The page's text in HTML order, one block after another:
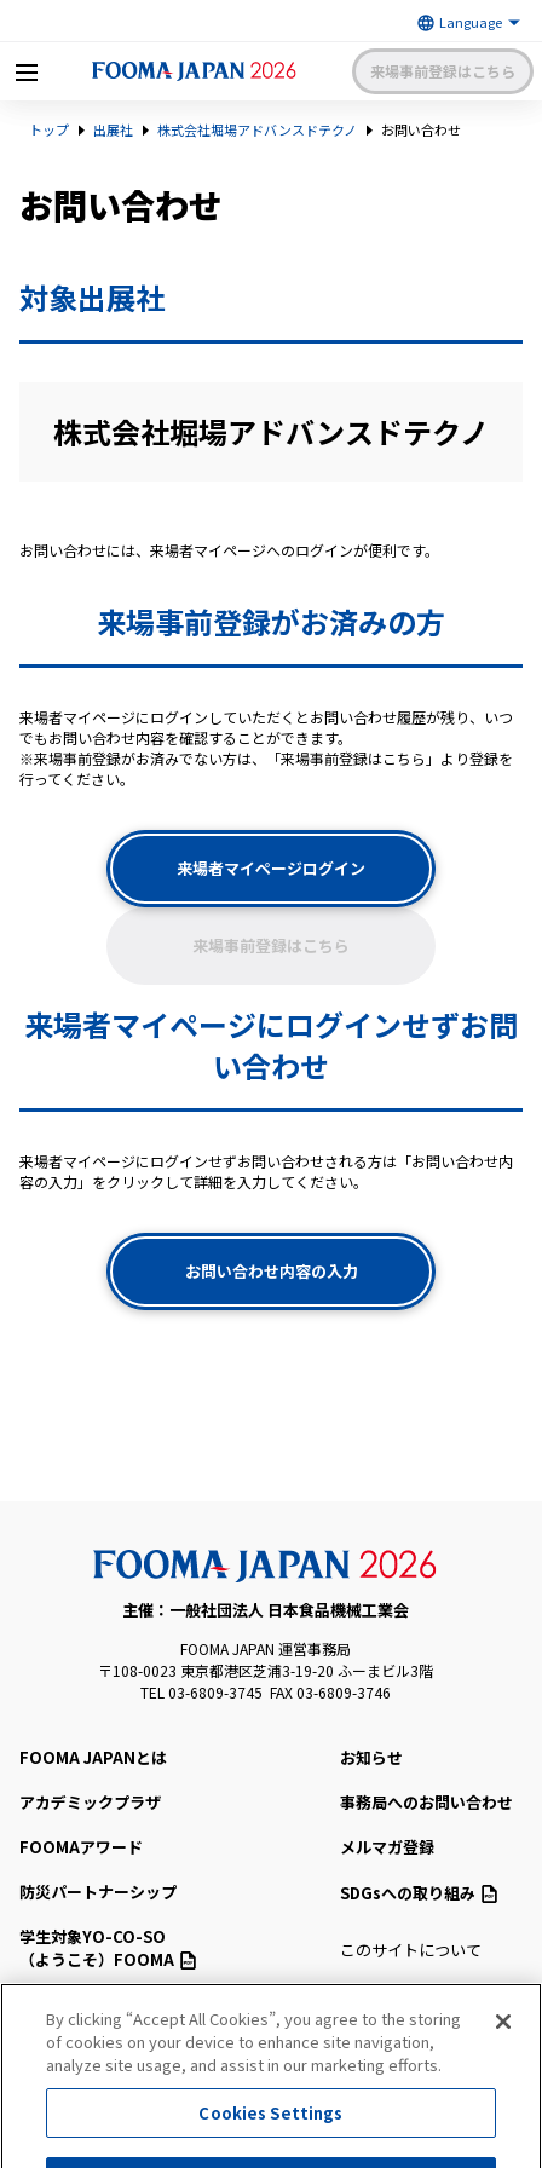
来場事前登録はこちら
級の食品製造総合展〜 | 一般社
日本食品機械工業会
日本語
トップ 出展社 株式会社堀場アドバンスドテクノ お問い合わせ
お問い合わせ
対象出展社
株式会社堀場アドバンスドテクノ
お問い合わせには、来場者マイページへのログインが便利です。
来場事前登録がお済みの方
来場者マイページにログインしていただくとお問い合わせ履歴が残り、いつ
でもお問い合わせ内容を確認することができます。
※来場事前登録がお済みでない方は、「来場事前登録はこちら」より登録を
行ってください。
来場者マイページログイン
来場事前登録はこちら
来場者マイページにログインせずお問
い合わせ
来場者マイページにログインせずお問い合わせされる方は「お問い合わせ内
容の入力」をクリックして詳細を入力してください。
お問い合わせ内容の入力
主催：一般社団法人 日本食品機械工業会
FOOMA JAPAN 運営事務局
〒108-0023 東京都港区芝浦3-19-20 ふーまビル3階
TEL 03-6809-3745 FAX 03-6809-3746
FOOMA JAPANとは
アカデミックプラザ
FOOMAアワード
防災パートナーシップ
学生対象YO-CO-SO
（ようこそ）FOOMA
会場マップ・サービス
出展社情報
セミナー・シンポジウム
お知らせ
事務局へのお問い合わせ
メルマガ登録
SDGsへの取り組み
このサイトについて
サイトマップ
By clicking “Accept All Cookies”, you agree to the storing
of cookies on your device to enhance site navigation,
analyze site usage, and assist in our marketing efforts.
Cookies Settings